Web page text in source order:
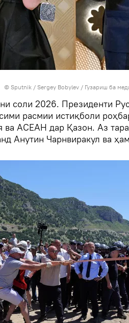
© Sputnik / Sergey Bobylev / Гузариш ба
соли 2026. Президенти
расмии истиқболи
ва АСЕАН дар Қазон. Аз
Анутин Чарнвиракул ва